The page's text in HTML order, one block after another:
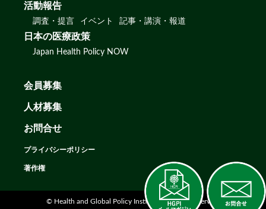
活動報告
調査・提言 イベント 記事・講演・報道
日本の医療政策
Japan Health Policy NOW
会員募集
人材募集
お問合せ
プライバシーポリシー
著作権
© Health and Global Policy Institute. All rights reserved.